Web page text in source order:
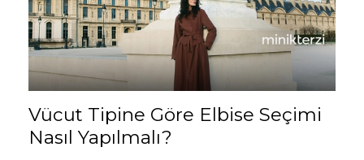
Vücut Tipine Göre Elbise Seçimi
Nasıl Yapılmalı?